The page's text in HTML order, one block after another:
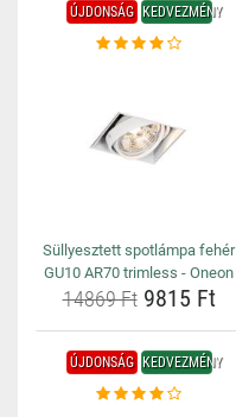
ÚJDONSÁG KEDVEZMÉNY
Süllyesztett spotlámpa fehér
GU10 AR70 trimless - Oneon
14869 Ft9815 Ft
ÚJDONSÁG KEDVEZMÉNY